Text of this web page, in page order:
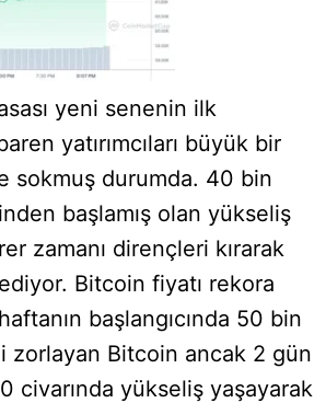
yeni senenin ilk
yatırımcıları büyük bir
sokmuş durumda. 40 bin
başlamış olan yükseliş
zamanı dirençleri kırarak
Bitcoin fiyatı rekora
başlangıcında 50 bin
zorlayan Bitcoin ancak 2 gün
civarında yükseliş yaşayarak